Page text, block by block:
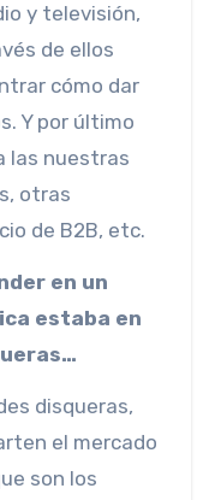
y televisión,
de ellos
cómo dar
Y por último
las nuestras
otras
de B2B, etc.
en un
estaba en
disqueras,
el mercado
son los